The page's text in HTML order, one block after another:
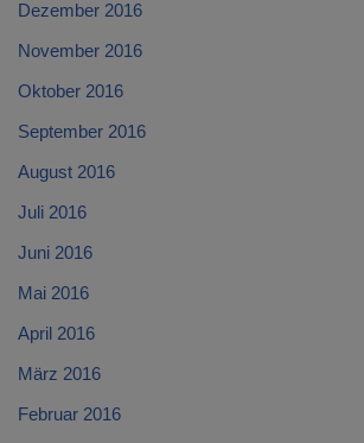
Dezember 2016
November 2016
Oktober 2016
September 2016
August 2016
Juli 2016
Juni 2016
Mai 2016
April 2016
März 2016
Februar 2016